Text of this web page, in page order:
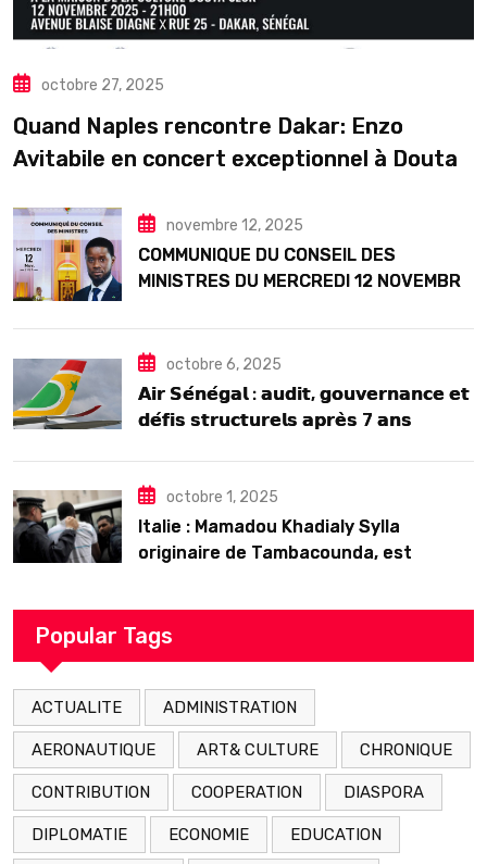
octobre 27, 2025
Quand Naples rencontre Dakar: Enzo
Avitabile en concert exceptionnel à Douta
novembre 12, 2025
COMMUNIQUE DU CONSEIL DES
MINISTRES DU MERCREDI 12 NOVEMBRE
octobre 6, 2025
𝗔𝗶𝗿 𝗦𝗲́𝗻𝗲́𝗴𝗮𝗹 : 𝗮𝘂𝗱𝗶𝘁, 𝗴𝗼𝘂𝘃𝗲𝗿𝗻𝗮𝗻𝗰𝗲 𝗲𝘁
𝗱𝗲́𝗳𝗶𝘀 𝘀𝘁𝗿𝘂𝗰𝘁𝘂𝗿𝗲𝗹𝘀 𝗮𝗽𝗿𝗲̀𝘀 7 𝗮𝗻𝘀
octobre 1, 2025
Italie : Mamadou Khadialy Sylla
originaire de Tambacounda, est
arrestation
Popular Tags
ACTUALITE ADMINISTRATION
AERONAUTIQUE ART& CULTURE CHRONIQUE
CONTRIBUTION COOPERATION DIASPORA
DIPLOMATIE ECONOMIE EDUCATION